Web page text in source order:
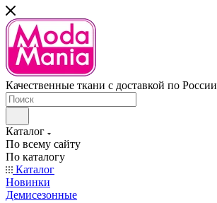
Качественные ткани с доставкой по России
Каталог
По всему сайту
По каталогу
Каталог
Новинки
Демисезонные